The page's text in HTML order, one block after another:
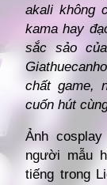
akali không
kama hay
sắc sảo
chất game,
cuốn hút
Ảnh
người mẫu
tiếng trong